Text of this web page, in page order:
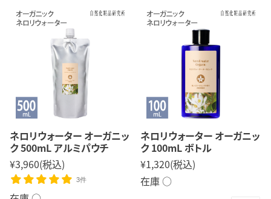
ネロリウォーター オーガニッ
ク 500mL アルミパウチ
¥3,960(税込)
3件
ネロリウォーター オーガニッ
ク 100mL ボトル
¥1,320(税込)
在庫 ○